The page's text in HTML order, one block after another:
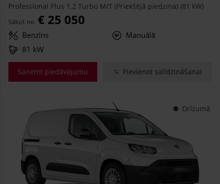
Professional Plus 1.2 Turbo M/T (Priekšējā piedziņa) (81 kW)
Sākot no € 25 050
Benzīns
Manuālā
81 kW
Saņemt piedāvājumu Pievienot salīdzināšanai
Drīzumā